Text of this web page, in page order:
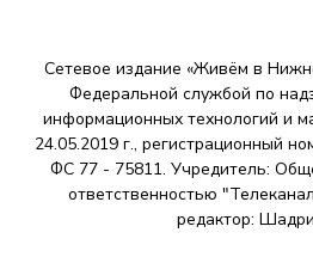
Сетевое издание «Живём в
Федеральной службой по
информационных технологий и
24.05.2019 г., регистрационный
ФС 77 - 75811. Учредитель:
ответственностью
редактор: